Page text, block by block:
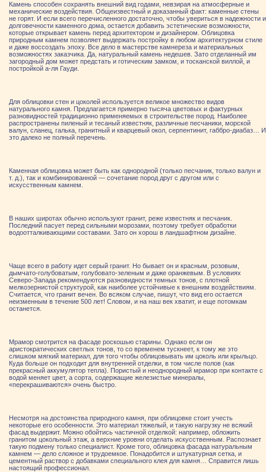
Камень способен сохранять внешний вид годами, невзирая на атмосферные и
механические воздействия. Общеизвестный и доказанный факт: каменные стены
не горят. И если всего перечисленного достаточно, чтобы увериться в надежности и
долговечности каменного дома, остается добавить эстетические возможности,
которые открывает камень перед архитектором и дизайнером. Облицовка
природным камнем позволяет выдержать постройку в любом архитектурном стиле
и даже воссоздать эпоху. Все дело в мастерстве камнереза и материальных
возможностях заказчика. Да, натуральный камень недешев. Зато отделанный им
загородный дом может предстать и готическим замком, и тосканской виллой, и
постройкой а-ля Гауди.
Для облицовки стен и цоколей используется великое множество видов
натурального камня. Предлагается примерно тысяча цветовых и фактурных
разновидностей традиционно применяемых в строительстве пород. Наиболее
распространены пиленый и тесаный известняк, различные песчаники, морской
валун, сланец, галька, гранитный и кварцевый окол, серпентинит, габбро-диабаз… И
это далеко не полный перечень.
Каменная облицовка может быть как однородной (только песчаник, только валун и
т. д.), так и комбинированной — сочетание пород друг с другом или с
искусственным камнем.
В наших широтах обычно используют гранит, реже известняк и песчаник.
Последний пасует перед сильными морозами, поэтому требует обработки
водоотталкивающими составами. Зато он хорош в ландшафтном дизайне.
Чаще всего в работу идет серый гранит. Но бывает он и красным, розовым,
дымчато-голубоватым, голубовато-зеленым и даже оранжевым. В условиях
Северо-Запада рекомендуются разновидности темных тонов, с плотной
мелкозернистой структурой, как наиболее устойчивые к внешним воздействиям.
Считается, что гранит вечен. Во всяком случае, пишут, что вид его остается
неизменным в течение 500 лет! Словом, и на наш век хватит, и еще потомкам
останется.
Мрамор смотрится на фасаде роскошью старины. Однако если он
аристократических светлых тонов, то со временем тускнеет, к тому же это
слишком мягкий материал, для того чтобы облицовывать им цоколь или крыльцо.
Куда больше он подходит для внутренней отделки, в том числе полов (как
прекрасный аккумулятор тепла). Пористый и неоднородный мрамор при контакте с
водой меняет цвет, а сорта, содержащие железистые минералы,
«перекрашиваются» очень быстро.
Несмотря на достоинства природного камня, при облицовке стоит учесть
некоторые его особенности. Это материал тяжелый, и такую нагрузку не всякий
фасад выдержит. Можно обойтись частичной отделкой: например, обложить
гранитом цокольный этаж, а верхние уровни отделать искусственным. Распознает
такую подмену только специалист. Кроме того, облицовка фасада натуральным
камнем — дело сложное и трудоемкое. Понадобится и штукатурная сетка, и
цементный раствор с добавками специального клея для камня… Справится лишь
настоящий профессионал.